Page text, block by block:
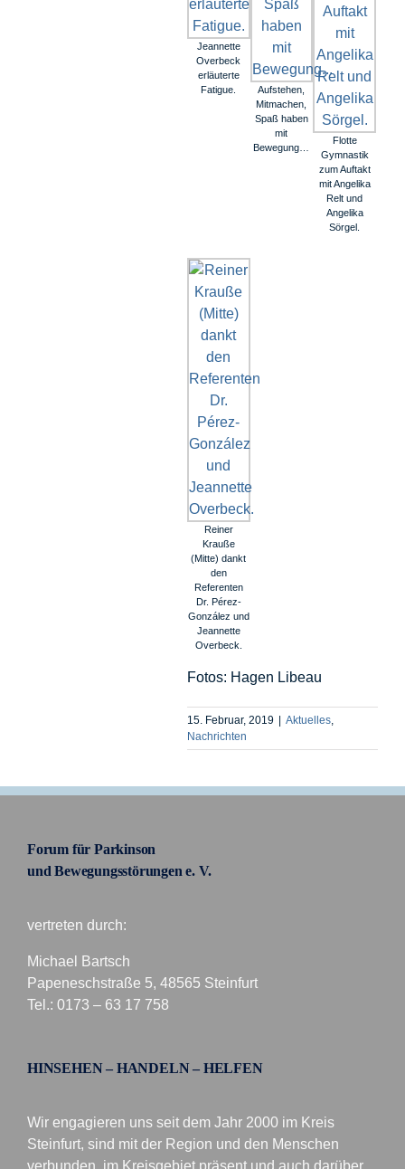
Jeannette
Overbeck
erläuterte
Fatigue.
Aufstehen,
Mitmachen,
Spaß haben
mit
Bewegung…
Flotte
Gymnastik
zum Auftakt
mit Angelika
Relt und
Angelika
Sörgel.
Reiner
Krauße
(Mitte) dankt
den
Referenten
Dr. Pérez-
González und
Jeannette
Overbeck.
Fotos: Hagen Libeau
15. Februar, 2019 Aktuelles,
Nachrichten
Forum für Parkinson
und Bewegungsstörungen e. V.
vertreten durch:
Michael Bartsch
Papeneschstraße 5, 48565 Steinfurt
Tel.: 0173 – 63 17 758
HINSEHEN – HANDELN – HELFEN
Wir engagieren uns seit dem Jahr 2000 im Kreis
Steinfurt, sind mit der Region und den Menschen